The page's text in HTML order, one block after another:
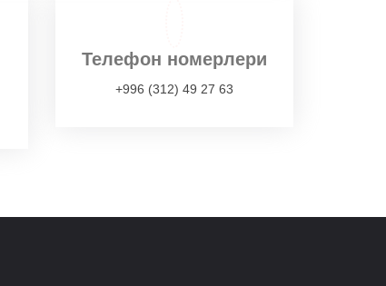
Телефон номерлери
+996 (312) 49 27 63